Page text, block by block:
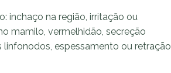
inchaço na região, irritação ou
mamilo, vermelhidão, secreção
espessamento ou retração